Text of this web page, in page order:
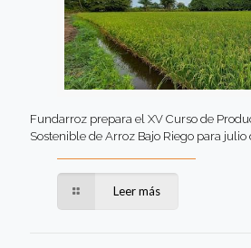
Fundarroz prepara el XV Curso de
Sostenible de Arroz Bajo Riego para julio
Leer más